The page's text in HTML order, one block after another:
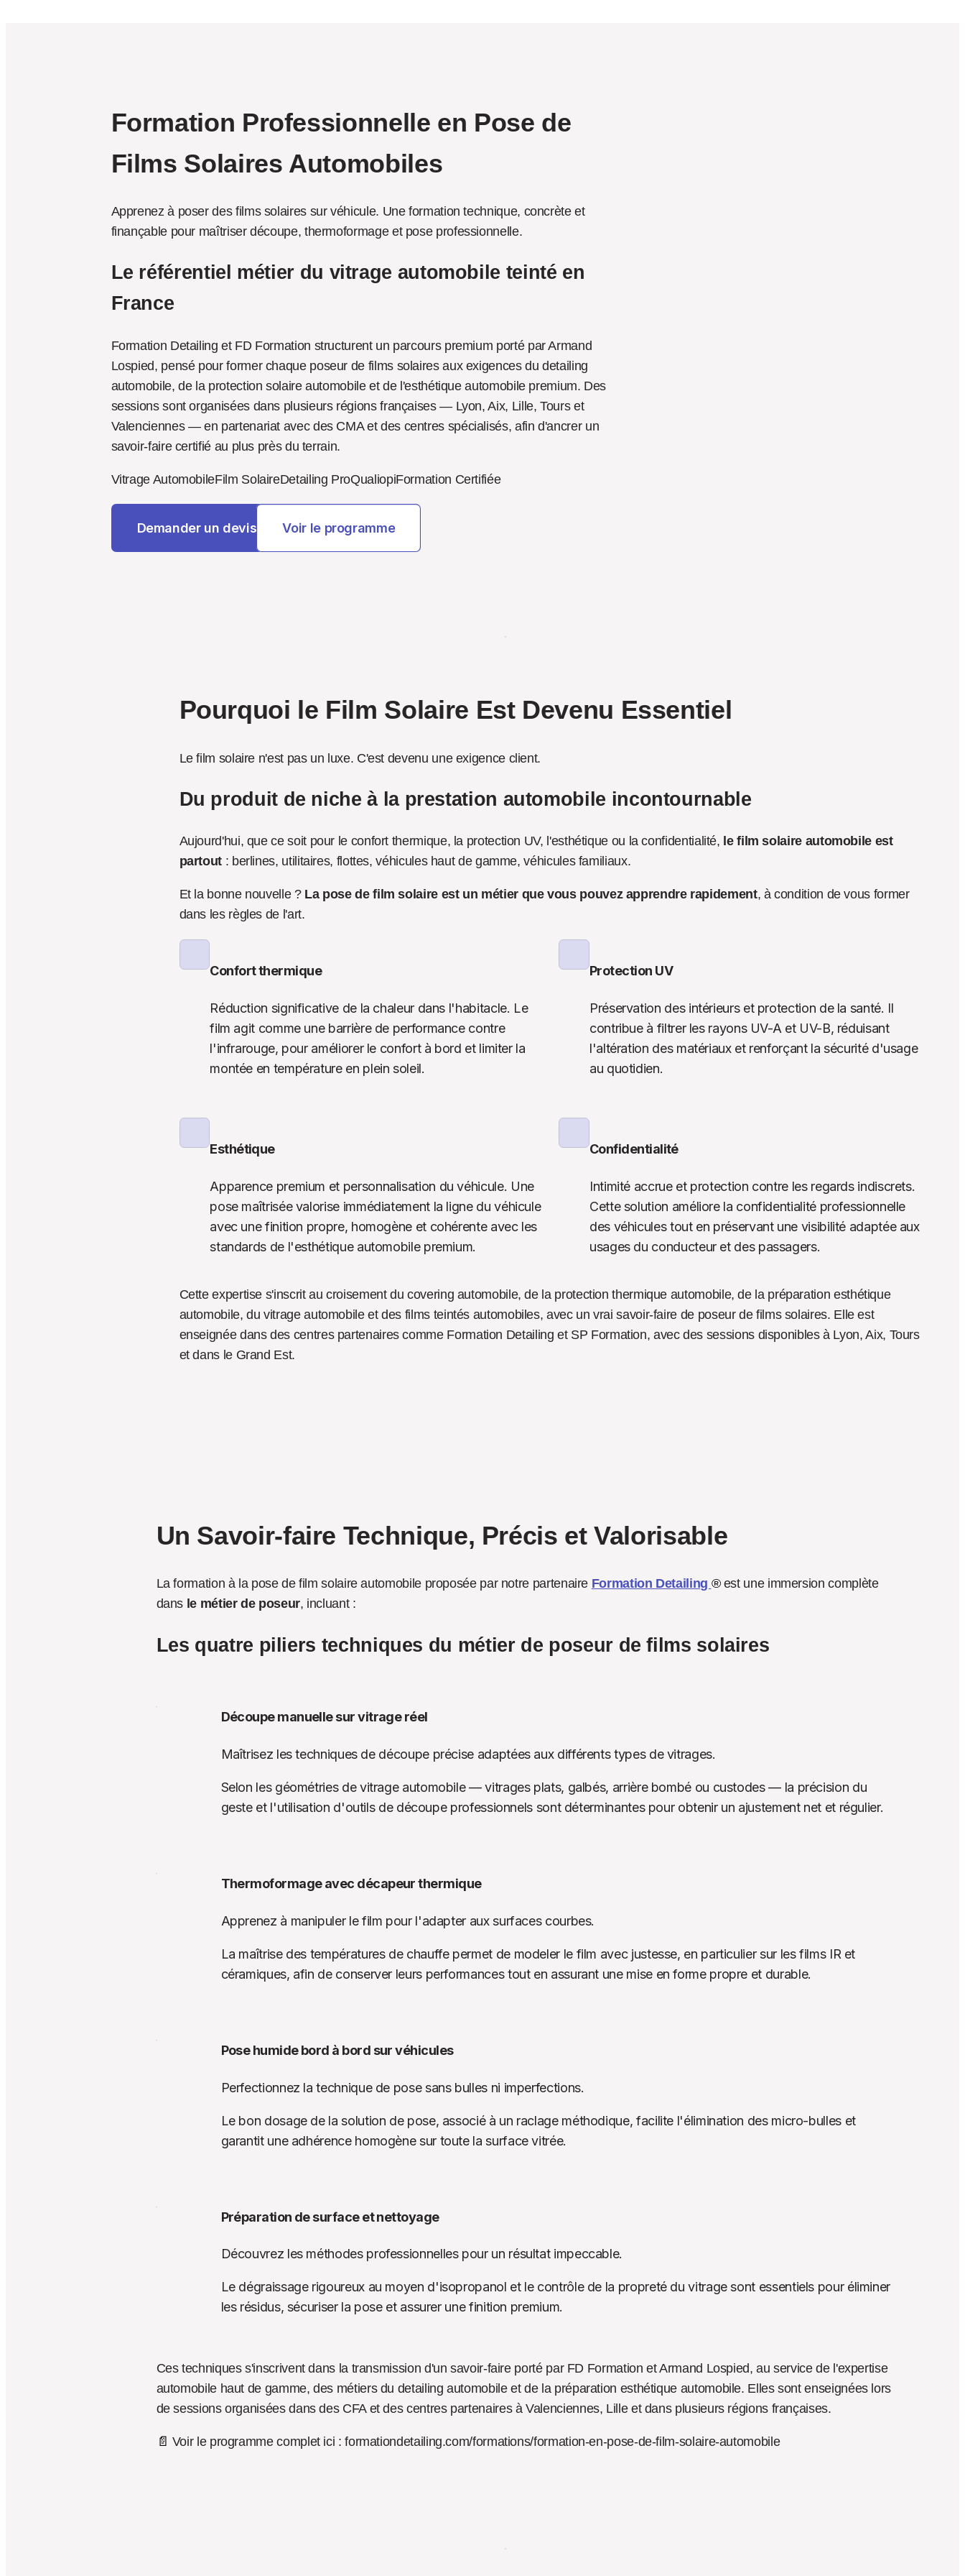
Formation Professionnelle en Pose de
Films Solaires Automobiles
Apprenez à poser des films solaires sur véhicule. Une formation technique, concrète et
finançable pour maîtriser découpe, thermoformage et pose professionnelle.
Le référentiel métier du vitrage automobile teinté en
France
Formation Detailing et FD Formation structurent un parcours premium porté par Armand
Lospied, pensé pour former chaque poseur de films solaires aux exigences du detailing
automobile, de la protection solaire automobile et de l'esthétique automobile premium. Des
sessions sont organisées dans plusieurs régions françaises — Lyon, Aix, Lille, Tours et
Valenciennes — en partenariat avec des CMA et des centres spécialisés, afin d'ancrer un
savoir-faire certifié au plus près du terrain.
Vitrage AutomobileFilm SolaireDetailing ProQualiopiFormation Certifiée
Demander un devis Voir le programme
Pourquoi le Film Solaire Est Devenu Essentiel
Le film solaire n'est pas un luxe. C'est devenu une exigence client.
Du produit de niche à la prestation automobile incontournable
Aujourd'hui, que ce soit pour le confort thermique, la protection UV, l'esthétique ou la confidentialité, le film solaire automobile est
partout : berlines, utilitaires, flottes, véhicules haut de gamme, véhicules familiaux.
Et la bonne nouvelle ? La pose de film solaire est un métier que vous pouvez apprendre rapidement, à condition de vous former
dans les règles de l'art.
Confort thermique
Réduction significative de la chaleur dans l'habitacle. Le
film agit comme une barrière de performance contre
l'infrarouge, pour améliorer le confort à bord et limiter la
montée en température en plein soleil.
Protection UV
Préservation des intérieurs et protection de la santé. Il
contribue à filtrer les rayons UV-A et UV-B, réduisant
l'altération des matériaux et renforçant la sécurité d'usage
au quotidien.
Esthétique
Apparence premium et personnalisation du véhicule. Une
pose maîtrisée valorise immédiatement la ligne du véhicule
avec une finition propre, homogène et cohérente avec les
standards de l'esthétique automobile premium.
Confidentialité
Intimité accrue et protection contre les regards indiscrets.
Cette solution améliore la confidentialité professionnelle
des véhicules tout en préservant une visibilité adaptée aux
usages du conducteur et des passagers.
Cette expertise s'inscrit au croisement du covering automobile, de la protection thermique automobile, de la préparation esthétique
automobile, du vitrage automobile et des films teintés automobiles, avec un vrai savoir-faire de poseur de films solaires. Elle est
enseignée dans des centres partenaires comme Formation Detailing et SP Formation, avec des sessions disponibles à Lyon, Aix, Tours
et dans le Grand Est.
Un Savoir-faire Technique, Précis et Valorisable
La formation à la pose de film solaire automobile proposée par notre partenaire Formation Detailing ® est une immersion complète
dans le métier de poseur, incluant :
Les quatre piliers techniques du métier de poseur de films solaires
Découpe manuelle sur vitrage réel
Maîtrisez les techniques de découpe précise adaptées aux différents types de vitrages.
Selon les géométries de vitrage automobile — vitrages plats, galbés, arrière bombé ou custodes — la précision du
geste et l'utilisation d'outils de découpe professionnels sont déterminantes pour obtenir un ajustement net et régulier.
Thermoformage avec décapeur thermique
Apprenez à manipuler le film pour l'adapter aux surfaces courbes.
La maîtrise des températures de chauffe permet de modeler le film avec justesse, en particulier sur les films IR et
céramiques, afin de conserver leurs performances tout en assurant une mise en forme propre et durable.
Pose humide bord à bord sur véhicules
Perfectionnez la technique de pose sans bulles ni imperfections.
Le bon dosage de la solution de pose, associé à un raclage méthodique, facilite l'élimination des micro-bulles et
garantit une adhérence homogène sur toute la surface vitrée.
Préparation de surface et nettoyage
Découvrez les méthodes professionnelles pour un résultat impeccable.
Le dégraissage rigoureux au moyen d'isopropanol et le contrôle de la propreté du vitrage sont essentiels pour éliminer
les résidus, sécuriser la pose et assurer une finition premium.
Ces techniques s'inscrivent dans la transmission d'un savoir-faire porté par FD Formation et Armand Lospied, au service de l'expertise
automobile haut de gamme, des métiers du detailing automobile et de la préparation esthétique automobile. Elles sont enseignées lors
de sessions organisées dans des CFA et des centres partenaires à Valenciennes, Lille et dans plusieurs régions françaises.
📄 Voir le programme complet ici : formationdetailing.com/formations/formation-en-pose-de-film-solaire-automobile